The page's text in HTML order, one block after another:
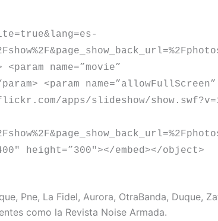
<param name=”movie”
<param
apps/slideshow/
height=”300″></embed></object>
Pne, La Fidel, Aurora, OtraBanda, Duque,
como la Revista Noise Armada.